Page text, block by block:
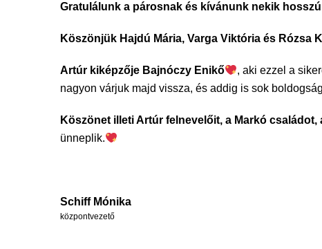
Gratulálunk a párosnak és kívánunk nekik
Köszönjük Hajdú Mária, Varga Viktória és Rózsa
Artúr kiképzője Bajnóczy Enikő
, aki ezzel a
nagyon várjuk majd vissza, és addig is sok
Köszönet illeti Artúr felnevelőit, a Markó családot,
ünneplik.
Schiff Mónika
központvezető